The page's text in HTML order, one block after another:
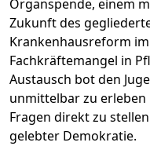
Organspende, einem
Zukunft des
Krankenhausreform
Fachkräftemangel in
Austausch bot den
unmittelbar zu
Fragen direkt zu
gelebter Demokratie.